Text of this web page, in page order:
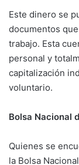
Este dinero se
documentos
trabajo. Esta
personal y
capitalización
voluntario.
Bolsa Nacional
Quienes se
la Bolsa